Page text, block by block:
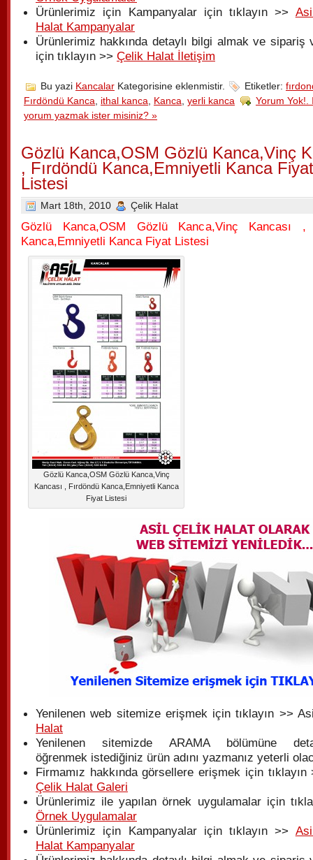
Ürünlerimiz için Kampanyalar için tıklayın >>
Halat Kampanyalar
Ürünlerimiz hakkında detaylı bilgi almak ve sipariş
için tıklayın >> Çelik Halat İletişim
Bu yazi Kancalar Kategorisine eklenmistir. Etiketler:
Fırdöndü Kanca
ithal kanca Kanca yerli kanca
Yorum Yok!.
yorum yazmak ister misiniz? »
Gözlü Kanca,OSM Gözlü Kanca,Vinç
, Fırdöndü Kanca,Emniyetli Kanca Fiyat
Listesi
Mart 18th, 2010 Çelik Halat
Gözlü Kanca,OSM Gözlü Kanca,Vinç Kancası ,
Kanca,Emniyetli Kanca Fiyat Listesi
Gözlü Kanca,OSM Gözlü Kanca,Vinç
Kancası , Fırdöndü Kanca,Emniyetli Kanca
Fiyat Listesi
Yenilenen web sitemize erişmek için tıklayın >>
Halat
Yenilenen sitemizde ARAMA bölümüne
öğrenmek istediğiniz ürün adını yazmanız yeterli
Firmamız hakkında görsellere erişmek için tıklayın
Çelik Halat Galeri
Ürünlerimiz ile yapılan örnek uygulamalar için
Örnek Uygulamalar
Ürünlerimiz için Kampanyalar için tıklayın >>
Halat Kampanyalar